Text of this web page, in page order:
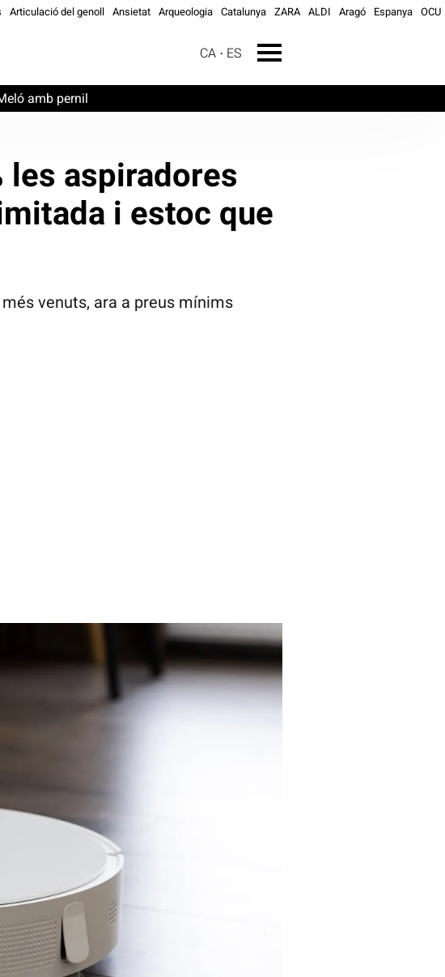
Articulació del genoll Ansietat Arqueologia Catalunya ZARA ALDI Aragó Espanya OCU
CA ES
amb pernil
les aspiradores
i estoc que
venuts, ara a preus mínims